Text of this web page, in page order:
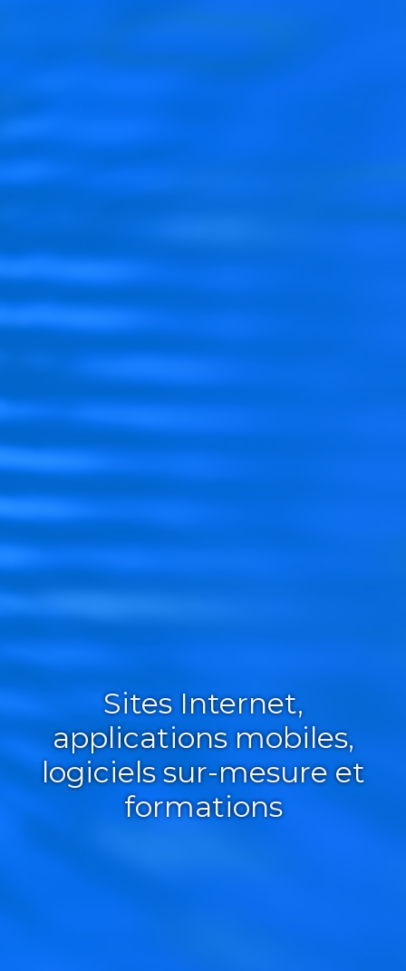
Sites Internet,
applications mobiles,
logiciels sur-mesure et
formations